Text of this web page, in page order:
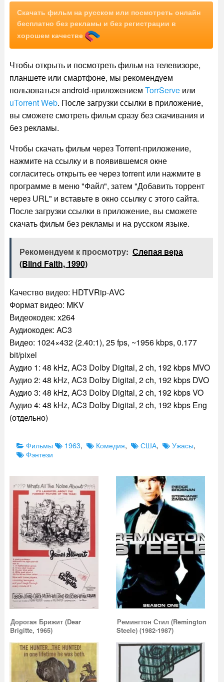
Скачать фильм на русском или посмотреть онлайн
бесплатно без рекламы и без регистрации в
хорошем качестве
Чтобы открыть и посмотреть фильм на телевизоре,
планшете или смартфоне, мы рекомендуем
пользоваться android-приложением TorrServeили
uTorrent Web. После загрузки ссылки в приложение,
вы сможете смотреть фильм сразу без скачивания и
без рекламы.
Чтобы скачать фильм через Torrent-приложение,
нажмите на ссылку и в появившемся окне
согласитесь открыть ее через torrent или нажмите в
программе в меню "Файл", затем "Добавить торрент
через URL" и вставьте в окно ссылку с этого сайта.
После загрузки ссылки в приложение, вы сможете
скачать фильм без рекламы и на русском языке.
Рекомендуем к просмотру: Слепая вера
(Blind Faith, 1990)
Качество видео: HDTVRip-AVC
Формат видео: MKV
Видеокодек: x264
Аудиокодек: AC3
Видео: 1024×432 (2.40:1), 25 fps, ~1956 kbps, 0.177
bit/pixel
Аудио 1: 48 kHz, AC3 Dolby Digital, 2 ch, 192 kbps MVO
Аудио 2: 48 kHz, AC3 Dolby Digital, 2 ch, 192 kbps DVO
Аудио 3: 48 kHz, AC3 Dolby Digital, 2 ch, 192 kbps VO
Аудио 4: 48 kHz, AC3 Dolby Digital, 2 ch, 192 kbps Eng
(отдельно)
Categories
ФильмыTags1963, Комедия, США, Ужасы,
Фэнтези
Дорогая Брижит (Dear
Brigitte, 1965)
Ремингтон Стил (Remington
Steele) (1982-1987)